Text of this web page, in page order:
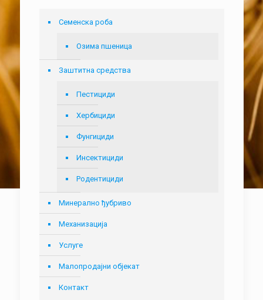
Семенска роба
Озима пшеница
Заштитна средства
Пестициди
Хербициди
Фунгициди
Инсектициди
Родентициди
Минерално ђубриво
Механизација
Услуге
Малопродајни објекат
Контакт